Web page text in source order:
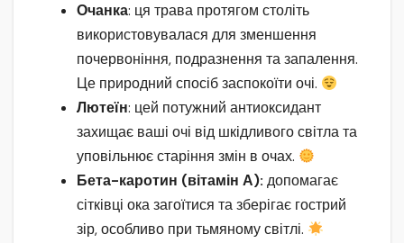
Очанка: ця трава протягом століть
використовувалася для зменшення
почервоніння, подразнення та запалення.
Це природний спосіб заспокоїти очі.
Лютеїн: цей потужний антиоксидант
захищає ваші очі від шкідливого світла та
уповільнює старіння змін в очах.
Бета-каротин (вітамін А): допомагає
сітківці ока загоїтися та зберігає гострий
зір, особливо при тьмяному світлі.